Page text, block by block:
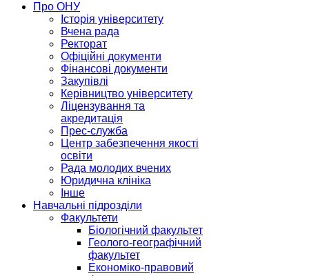
Про ОНУ
Історія університету
Вчена рада
Ректорат
Офіційні документи
Фінансові документи
Закупівлі
Керівництво університету
Ліцензування та
акредитація
Прес-служба
Центр забезпечення якості
освіти
Рада молодих вчених
Юридична клініка
Інше
Навчальні підрозділи
Факультети
Біологічний факультет
Геолого-географічний
факультет
Економіко-правовий